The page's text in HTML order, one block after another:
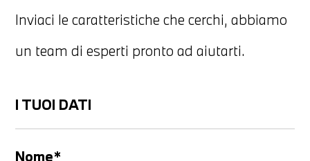
Inviaci le caratteristiche che cerchi, abbiamo
un team di esperti pronto ad aiutarti.
I TUOI DATI
Nome*